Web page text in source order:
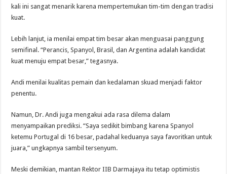
kali ini sangat menarik karena mempertemukan tim-tim dengan tradisi
kuat.
Lebih lanjut, ia menilai empat tim besar akan menguasai panggung
semifinal. “Perancis, Spanyol, Brasil, dan Argentina adalah kandidat
kuat menuju empat besar,” tegasnya.
Andi menilai kualitas pemain dan kedalaman skuad menjadi faktor
penentu.
Namun, Dr. Andi juga mengakui ada rasa dilema dalam
menyampaikan prediksi. “Saya sedikit bimbang karena Spanyol
ketemu Portugal di 16 besar, padahal keduanya saya favoritkan untuk
juara,” ungkapnya sambil tersenyum.
Meski demikian, mantan Rektor IIB Darmajaya itu tetap optimistis